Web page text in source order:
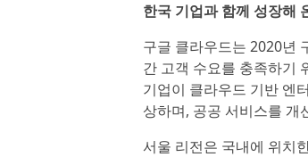
한국 기업과 함께 성장해
구글 클라우드는 2020년
간 고객 수요를 충족하기
기업이 클라우드 기반 엔
상하며, 공공 서비스를 개
서울 리전은 국내에 위치